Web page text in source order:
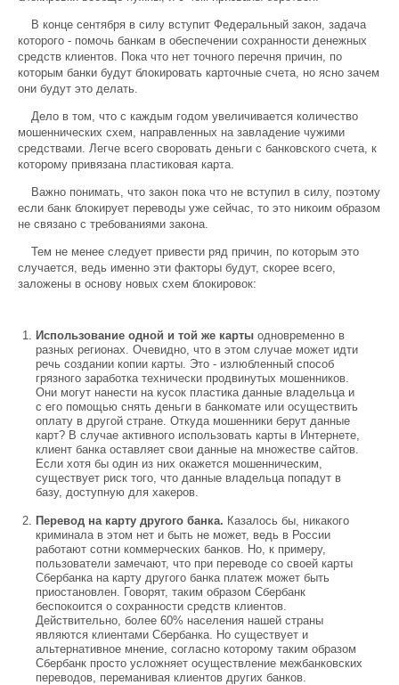
В конце сентября в силу вступит Федеральный закон, задача
которого - помочь банкам в обеспечении сохранности денежных
средств клиентов. Пока что нет точного перечня причин, по
которым банки будут блокировать карточные счета, но ясно зачем
они будут это делать.
Дело в том, что с каждым годом увеличивается количество
мошеннических схем, направленных на завладение чужими
средствами. Легче всего своровать деньги с банковского счета, к
которому привязана пластиковая карта.
Важно понимать, что закон пока что не вступил в силу, поэтому
если банк блокирует переводы уже сейчас, то это никоим образом
не связано с требованиями закона.
Тем не менее следует привести ряд причин, по которым это
случается, ведь именно эти факторы будут, скорее всего,
заложены в основу новых схем блокировок:
Использование одной и той же карты одновременно в
разных регионах. Очевидно, что в этом случае может идти
речь создании копии карты. Это - излюбленный способ
грязного заработка технически продвинутых мошенников.
Они могут нанести на кусок пластика данные владельца и
с его помощью снять деньги в банкомате или осуществить
оплату в другой стране. Откуда мошенники берут данные
карт? В случае активного использовать карты в Интернете,
клиент банка оставляет свои данные на множестве сайтов.
Если хотя бы один из них окажется мошенническим,
существует риск того, что данные владельца попадут в
базу, доступную для хакеров.
Перевод на карту другого банка. Казалось бы, никакого
криминала в этом нет и быть не может, ведь в России
работают сотни коммерческих банков. Но, к примеру,
пользователи замечают, что при переводе со своей карты
Сбербанка на карту другого банка платеж может быть
приостановлен. Говорят, таким образом Сбербанк
беспокоится о сохранности средств клиентов.
Действительно, более 60% населения нашей страны
являются клиентами Сбербанка. Но существует и
альтернативное мнение, согласно которому таким образом
Сбербанк просто усложняет осуществление межбанковских
переводов, переманивая клиентов других банков.